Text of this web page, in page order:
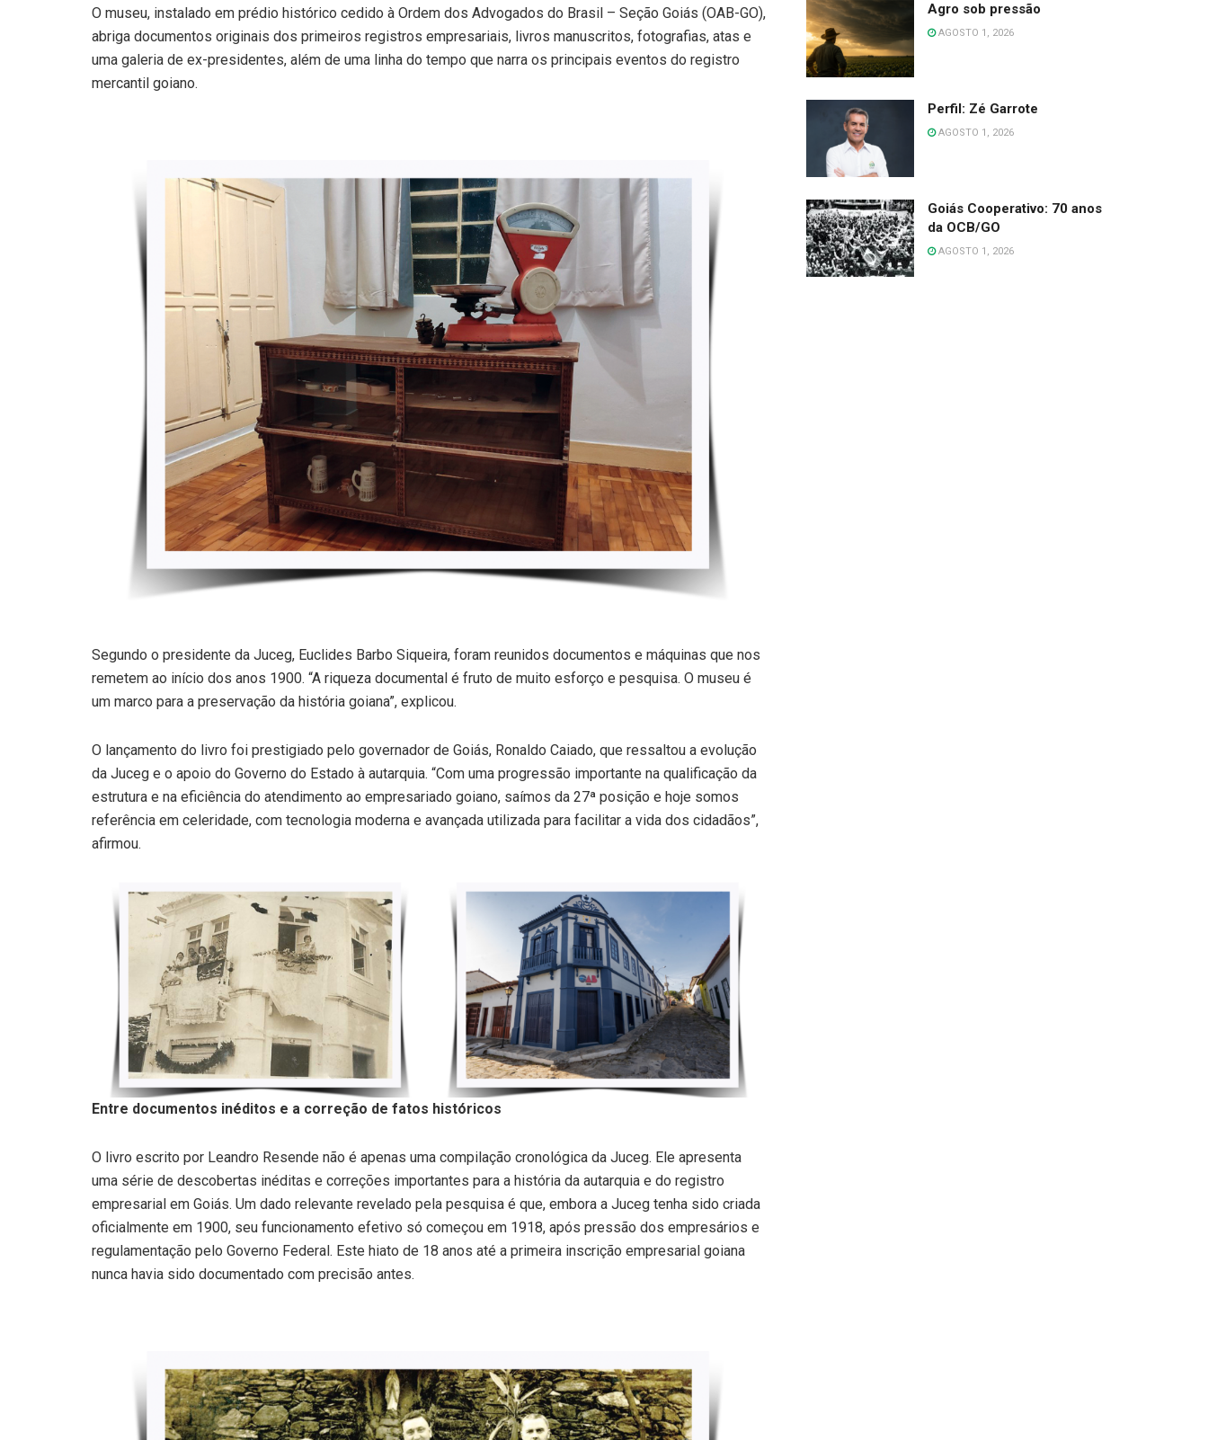
O museu, instalado em prédio histórico cedido à Ordem dos Advogados do Brasil – Seção Goiás (OAB-GO),
abriga documentos originais dos primeiros registros empresariais, livros manuscritos, fotografias, atas e
uma galeria de ex-presidentes, além de uma linha do tempo que narra os principais eventos do registro
mercantil goiano.
Segundo o presidente da Juceg, Euclides Barbo Siqueira, foram reunidos documentos e máquinas que nos
remetem ao início dos anos 1900. “A riqueza documental é fruto de muito esforço e pesquisa. O museu é
um marco para a preservação da história goiana”, explicou.
O lançamento do livro foi prestigiado pelo governador de Goiás, Ronaldo Caiado, que ressaltou a evolução
da Juceg e o apoio do Governo do Estado à autarquia. “Com uma progressão importante na qualificação da
estrutura e na eficiência do atendimento ao empresariado goiano, saímos da 27ª posição e hoje somos
referência em celeridade, com tecnologia moderna e avançada utilizada para facilitar a vida dos cidadãos”,
afirmou.
Entre documentos inéditos e a correção de fatos históricos
O livro escrito por Leandro Resende não é apenas uma compilação cronológica da Juceg. Ele apresenta
uma série de descobertas inéditas e correções importantes para a história da autarquia e do registro
empresarial em Goiás. Um dado relevante revelado pela pesquisa é que, embora a Juceg tenha sido criada
oficialmente em 1900, seu funcionamento efetivo só começou em 1918, após pressão dos empresários e
regulamentação pelo Governo Federal. Este hiato de 18 anos até a primeira inscrição empresarial goiana
nunca havia sido documentado com precisão antes.
Agro sob pressão
AGOSTO 1, 2026
Perfil: Zé Garrote
AGOSTO 1, 2026
Goiás Cooperativo: 70 anos
da OCB/GO
AGOSTO 1, 2026